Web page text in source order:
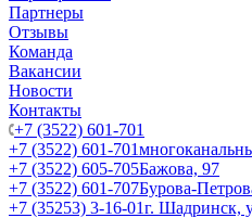
Партнеры
Отзывы
Команда
Вакансии
Новости
Контакты
+7 (3522) 601-701
+7 (3522) 601-701
+7 (3522) 605-705Бажова, 97
+7 (3522) 601-707Бурова-
+7 (35253) 3-16-01г. Шадринск,